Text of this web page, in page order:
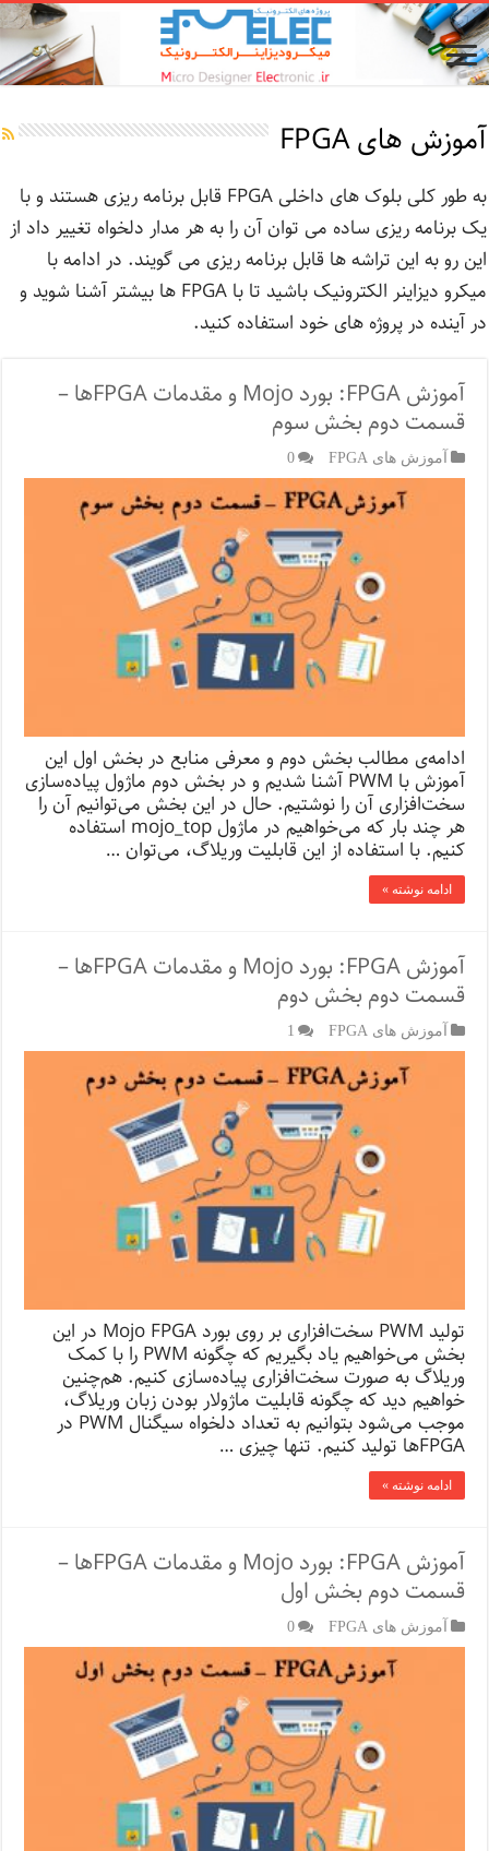
آموزش های FPGA
به طور کلی بلوک های داخلی FPGA قابل برنامه ریزی هستند و با
یک برنامه ریزی ساده می توان آن را به هر مدار دلخواه تغییر داد از
این رو به این تراشه ها قابل برنامه ریزی می گویند. در ادامه با
میکرو دیزاینر الکترونیک باشید تا با FPGA ها بیشتر آشنا شوید و
در آینده در پروژه های خود استفاده کنید.
آموزش FPGA: بورد Mojo و مقدمات FPGA‌ها –
قسمت دوم بخش سوم
آموزش های FPGA 0
ادامه‌ی مطالب بخش دوم و معرفی منابع در بخش اول این
آموزش با PWM آشنا شدیم و در بخش دوم ماژول پیاده‌سازی
سخت‌افزاری آن را نوشتیم. حال در این بخش می‌توانیم آن را
هر چند بار که می‌خواهیم در ماژول mojo_top استفاده
کنیم. با استفاده از این قابلیت وریلاگ، می‌توان …
ادامه نوشته »
آموزش FPGA: بورد Mojo و مقدمات FPGA‌ها –
قسمت دوم بخش دوم
آموزش های FPGA 1
تولید PWM سخت‌‌افزاری بر روی بورد Mojo FPGA در این
بخش می‌خواهیم یاد بگیریم که چگونه PWM را با کمک
وریلاگ به صورت سخت‌افزاری پیاده‌سازی کنیم. هم‌چنین
خواهیم دید که چگونه قابلیت ماژولار بودن زبان وریلاگ،
موجب می‌شود بتوانیم به تعداد دلخواه سیگنال PWM در
FPGA‌ها تولید کنیم. تنها چیزی …
ادامه نوشته »
آموزش FPGA: بورد Mojo و مقدمات FPGA‌ها –
قسمت دوم بخش اول
آموزش های FPGA 0